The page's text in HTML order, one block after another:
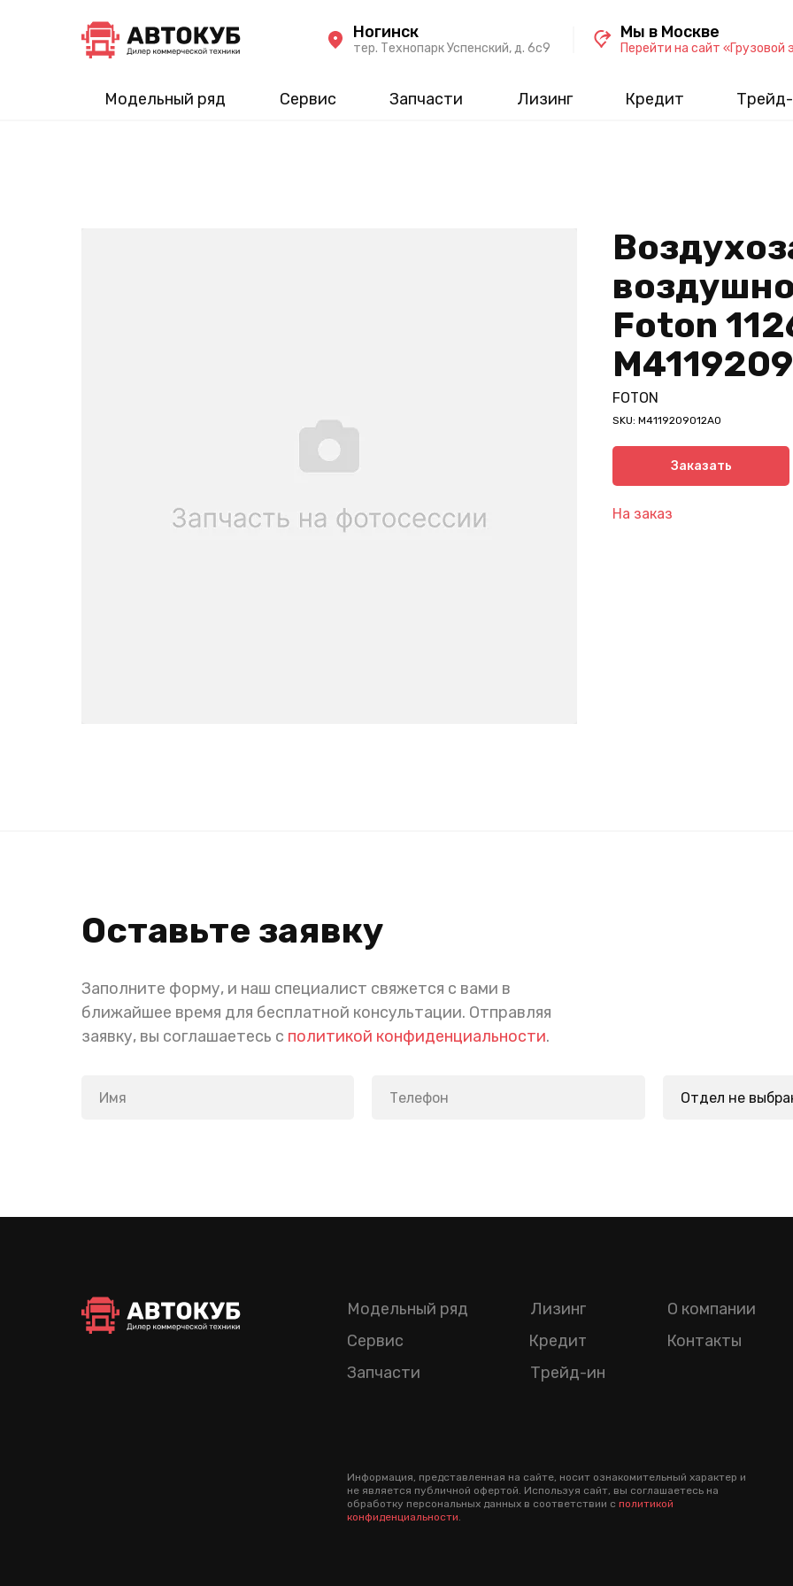
Модельный ряд Сервис Запчасти Лизинг Кредит
тер. Технопарк Успенский, д. 6c9
Ногинск
Перейти на сайт «Грузовой
Мы в Москве
Foton
FOTON
SKU: M4119209012A0
Заказать
На заказ
Оставьте заявку
Заполните форму, и наш специалист свяжется с вами в
ближайшее время для бесплатной консультации. Отправляя
заявку, вы соглашаетесь с политикой конфиденциальности.
Лизинг
Кредит
Трейд-ин
Модельный ряд
Сервис
Запчасти
О компании
Контакты
Информация, представленная на сайте, носит ознакомительный характер и
не является публичной офертой. Используя сайт, вы соглашаетесь на
обработку персональных данных в соответствии с политикой
конфиденциальности.